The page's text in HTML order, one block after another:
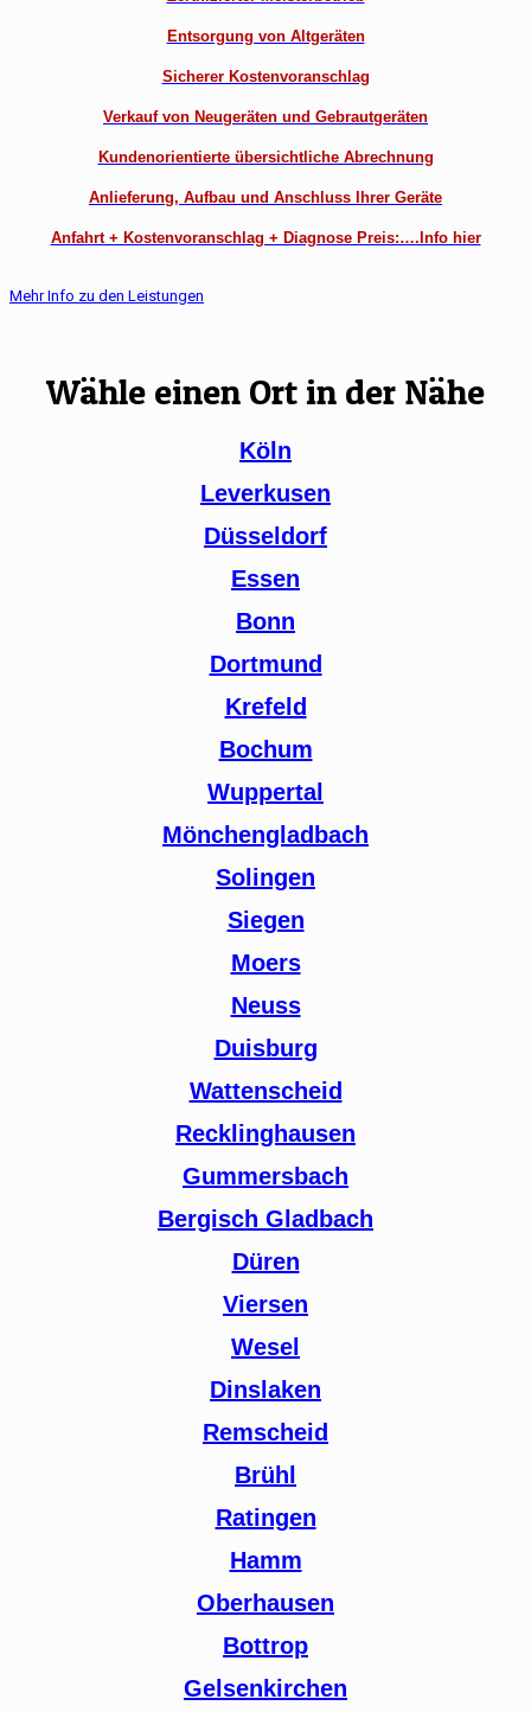
Entsorgung von Altgeräten
Sicherer Kostenvoranschlag
Verkauf von Neugeräten und Gebrautgeräten
Kundenorientierte übersichtliche Abrechnung
Anlieferung, Aufbau und Anschluss Ihrer Geräte
Anfahrt + Kostenvoranschlag + Diagnose Preis:….Info hier
Mehr Info zu den Leistungen
Wähle einen Ort in der Nähe
Köln
Leverkusen
Düsseldorf
Essen
Bonn
Dortmund
Krefeld
Bochum
Wuppertal
Mönchengladbach
Solingen
Siegen
Moers
Neuss
Duisburg
Wattenscheid
Recklinghausen
Gummersbach
Bergisch Gladbach
Düren
Viersen
Wesel
Dinslaken
Remscheid
Brühl
Ratingen
Hamm
Oberhausen
Bottrop
Gelsenkirchen